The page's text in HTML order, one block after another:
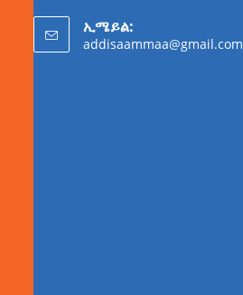
ኢሜይል:
addisaammaa@gmail.com